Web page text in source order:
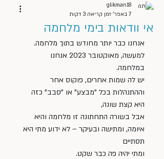
אי וודאות בימי מלחמה
glikman18
7 באפר׳
זמן קריאה 3 דקות
אנחנו כבר יותר מחודש בתוך מלחמה.
למעשה, מאוקטובר 2023 אנחנו
במלחמה.
יש לה שמות אחרים, פוקוס אחר
וההתנהלות בכל "מבצע" או "סבב" כזה
היא קצת שונה,
אבל בשורה התחתונה זו מלחמה והיא
איומה, ומתישה ובעיקר – לא ידוע מתי היא
תסתיים
ומתי יהיה פה כבר שקט.